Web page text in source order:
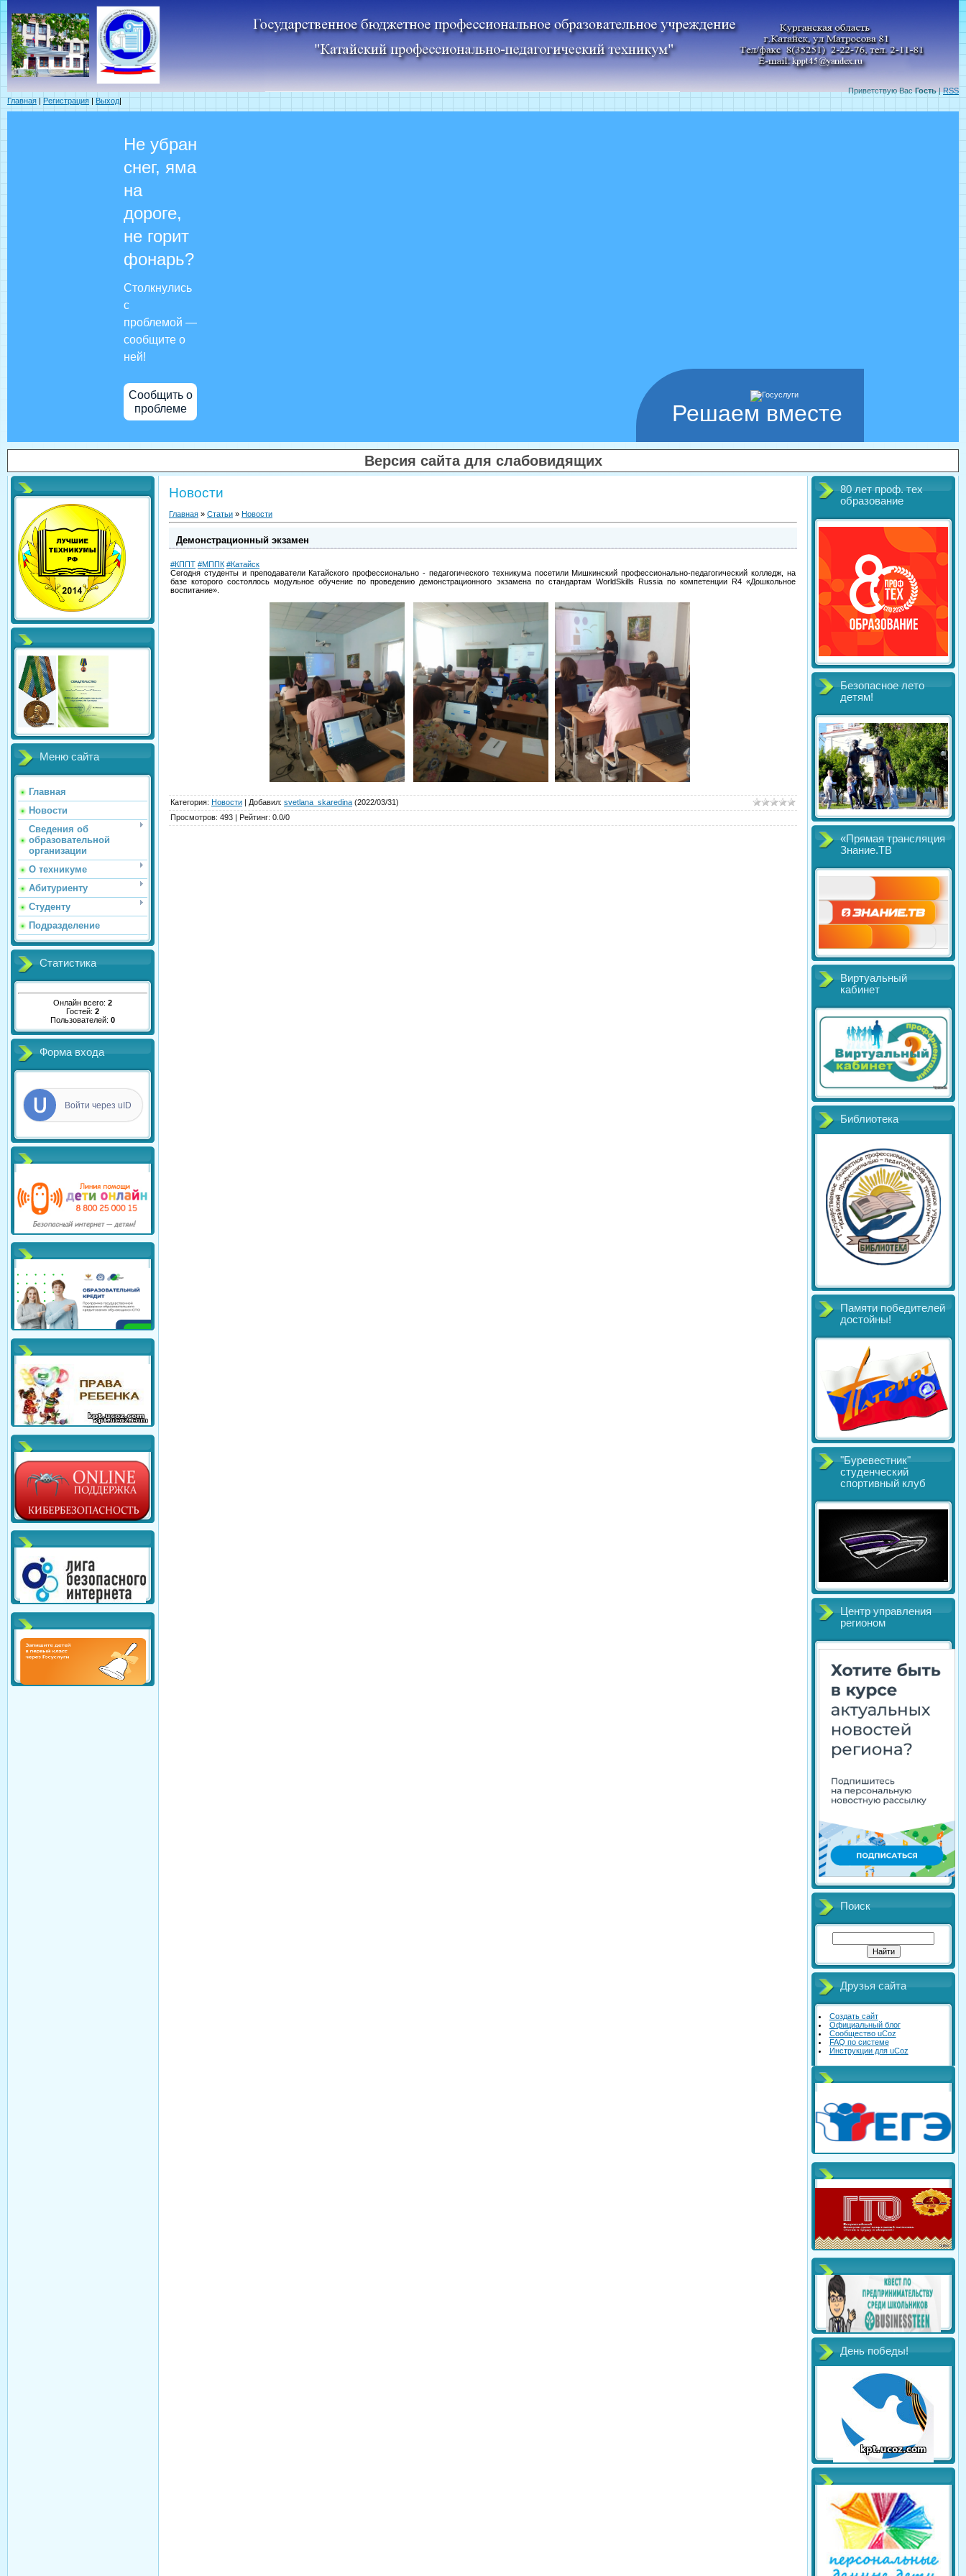
Приветствую Вас Гость|RSS
Главная | Регистрация | Выход|
Решаем вместе
Не убран
снег, яма
на
дороге,
не горит
фонарь?
Столкнулись
с
проблемой —
сообщите о
ней!
Сообщить о
проблеме
Версия сайта для слабовидящих
Меню сайта
Главная
Новости
Сведения об
образовательной
организации
О техникуме
Абитуриенту
Студенту
Подразделение
Статистика
Онлайн всего: 2
Гостей: 2
Пользователей: 0
Форма входа
Войти через uID
Новости
Главная » Статьи » Новости
Демонстрационный экзамен
#КППТ #МППК #Катайск
Сегодня студенты и преподаватели Катайского профессионально - педагогического техникума посетили Мишкинский профессионально-педагогический колледж, на
базе которого состоялось модульное обучение по проведению демонстрационного экзамена по стандартам WorldSkills Russia по компетенции R4 «Дошкольное
воспитание».
Категория: Новости | Добавил: svetlana_skaredina (2022/03/31)
Просмотров: 493 | Рейтинг: 0.0/0
80 лет проф. тех
образование
Безопасное лето
детям!
«Прямая трансляция
Знание.ТВ
Виртуальный
кабинет
Библиотека
Памяти победителей
достойны!
"Буревестник"
студенческий
спортивный клуб
Центр управления
регионом
Поиск
Друзья сайта
Создать сайт
Официальный блог
Сообщество uCoz
FAQ по системе
Инструкции для uCoz
День победы!